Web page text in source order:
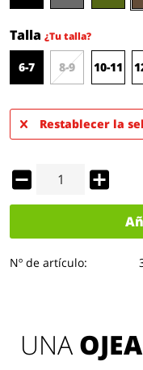
Talla ¿Tu talla?
6-7 8-9 10-11
Restablecer la
Nº de artículo:
UNA